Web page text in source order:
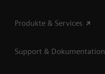
Produkte & Services
Support & Dokumentation